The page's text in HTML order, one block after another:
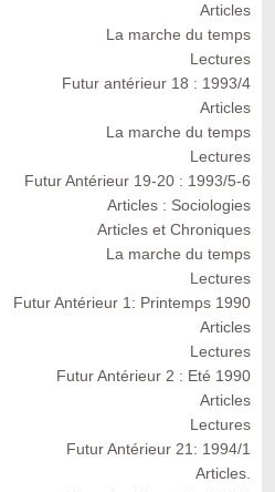
Articles
La marche du temps
Lectures
Futur antérieur 18 : 1993/4
Articles
La marche du temps
Lectures
Futur Antérieur 19-20 : 1993/5-6
Articles : Sociologies
Articles et Chroniques
La marche du temps
Lectures
Futur Antérieur 1: Printemps 1990
Articles
Lectures
Futur Antérieur 2 : Eté 1990
Articles
Lectures
Futur Antérieur 21: 1994/1
Articles.